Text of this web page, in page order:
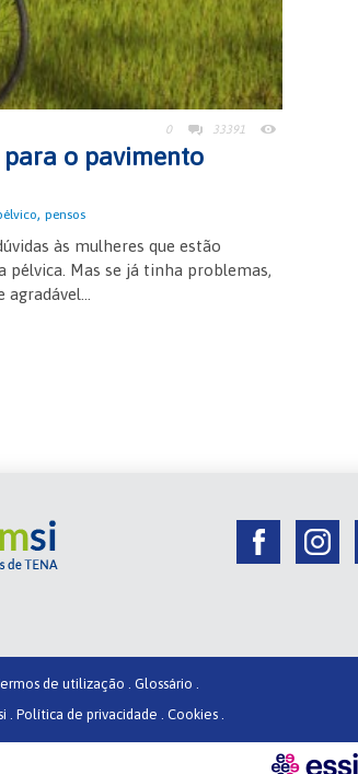
0 33391
o pavimento
, pensos
às mulheres que estão
pélvica. Mas se já tinha problemas,
de utilização .
Glossário .
Política de privacidade . Cookies .